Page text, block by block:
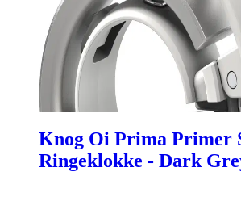
Knog Oi Prima Primer
Ringeklokke - Dark